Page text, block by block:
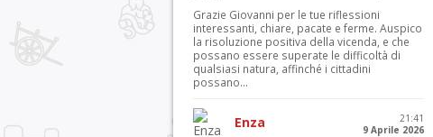
Grazie Giovanni per le tue riflessioni
interessanti, chiare, pacate e ferme. Auspico
la risoluzione positiva della vicenda, e che
possano essere superate le difficoltà di
qualsiasi natura, affinché i cittadini
possano...
Enza
21:41
9 Aprile 2026